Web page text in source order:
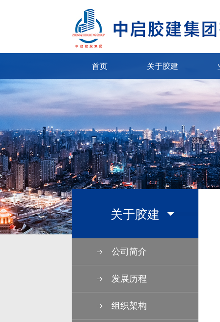
首页 关于胶建
关于胶建
公司简介
发展历程
组织架构